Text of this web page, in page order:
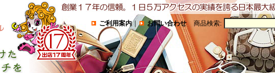
ご利用案内｜ お問い合わせ 商品検索: